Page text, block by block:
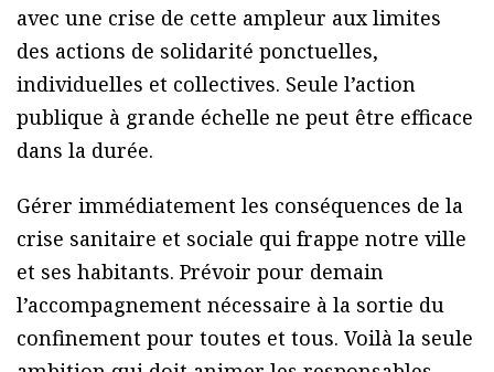
avec une crise de cette ampleur aux limites
des actions de solidarité ponctuelles,
individuelles et collectives. Seule l’action
publique à grande échelle ne peut être efficace
dans la durée.
Gérer immédiatement les conséquences de la
crise sanitaire et sociale qui frappe notre ville
et ses habitants. Prévoir pour demain
l’accompagnement nécessaire à la sortie du
confinement pour toutes et tous. Voilà la seule